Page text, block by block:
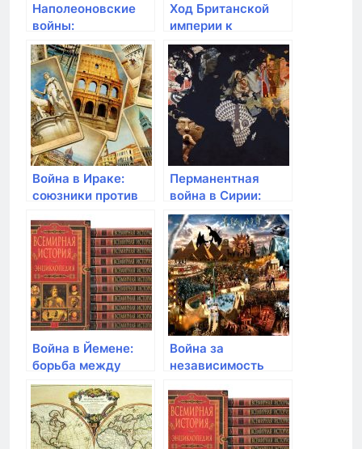
Наполеоновские
войны:
французская
империя против
Европы
Ход Британской
империи к
деколонизации
Война в Ираке:
союзники против
Хусейна
Перманентная
война в Сирии:
борьба государств
и
террористических
организаций
Война в Йемене:
борьба между
властями и
Хуситами
Война за
независимость
свободу в XVIII
веке